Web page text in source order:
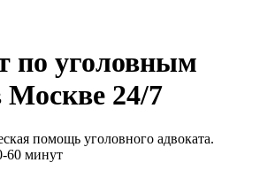
по уголовным
Москве 24/7
помощь уголовного адвоката.
60 минут